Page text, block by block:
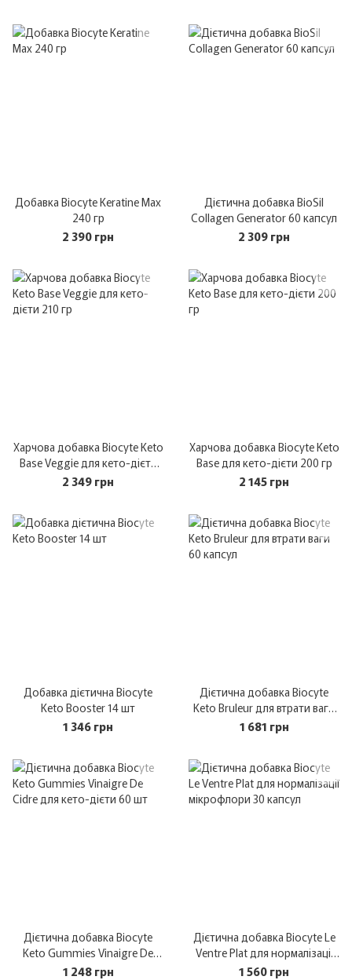
Добавка Biocyte Keratine Max
240 гр
2 390 грн
Дієтична добавка BioSil
Collagen Generator 60 капсул
2 309 грн
Харчова добавка Biocyte Keto
Base Veggie для кето-дієти
210 гр
2 349 грн
Харчова добавка Biocyte Keto
Base для кето-дієти 200 гр
2 145 грн
Добавка дієтична Biocyte
Keto Booster 14 шт
1 346 грн
Дієтична добавка Biocyte
Keto Bruleur для втрати ваги
60 капсул
1 681 грн
Дієтична добавка Biocyte
Keto Gummies Vinaigre De
Cidre для кето-дієти 60 шт
1 248 грн
Дієтична добавка Biocyte Le
Ventre Plat для нормалізації
мікрофлори 30 капсул
1 560 грн